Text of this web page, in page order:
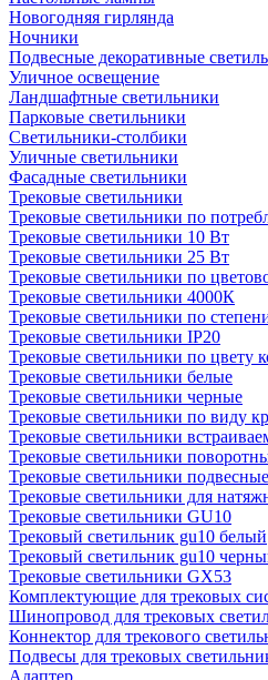
Новогодняя гирлянда
Ночники
Подвесные декоративные
Уличное освещение
Ландшафтные светильники
Парковые светильники
Светильники-столбики
Уличные светильники
Фасадные светильники
Трековые светильники
Трековые светильники по
Трековые светильники 10 Вт
Трековые светильники 25 Вт
Трековые светильники по
Трековые светильники 4000К
Трековые светильники по
Трековые светильники IP20
Трековые светильники по цвету
Трековые светильники белые
Трековые светильники черные
Трековые светильники по виду
Трековые светильники
Трековые светильники
Трековые светильники подвесные
Трековые светильники для
Трековые светильники GU10
Трековый светильник gu10 белый
Трековый светильник gu10
Трековые светильники GX53
Комплектующие для трековых
Шинопровод для трековых
Коннектор для трекового
Подвесы для трековых
Адаптер